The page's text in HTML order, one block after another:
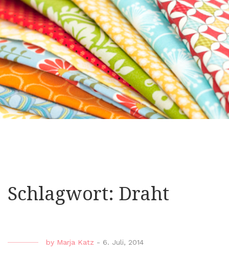
Schlagwort: Draht
by Marja Katz - 6. Juli, 2014